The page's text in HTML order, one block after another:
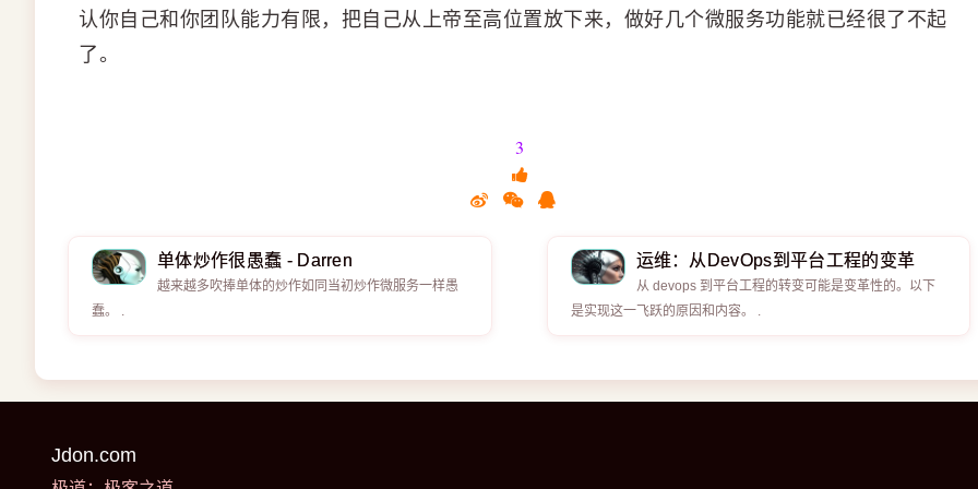
认你自己和你团队能力有限，把自己从上帝至高位置放下来，做好几个微服务功能就已经很了不起
了。
3
单体炒作很愚蠢 - Darren
越来越多吹捧单体的炒作如同当初炒作微服务一样愚
蠢。 .
运维：从DevOps到平台工程的变革
从 devops 到平台工程的转变可能是变革性的。以下
是实现这一飞跃的原因和内容。 .
Jdon.com